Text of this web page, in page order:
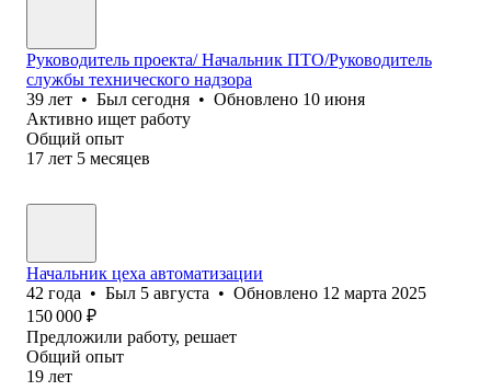
Руководитель проекта/ Начальник ПТО/Руководитель
службы технического надзора
39 лет • Был сегодня • Обновлено 10 июня
Активно ищет работу
Общий опыт
17 лет 5 месяцев
Начальник цеха автоматизации
42 года • Был 5 августа • Обновлено 12 марта 2025
150 000 ₽
Предложили работу, решает
Общий опыт
19 лет